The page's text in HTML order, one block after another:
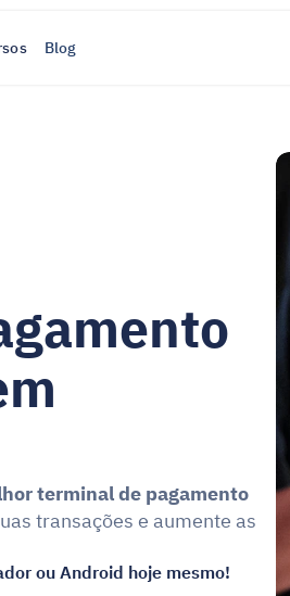
terminal de pagamento
transações e aumente as
ou Android hoje mesmo!
Blog